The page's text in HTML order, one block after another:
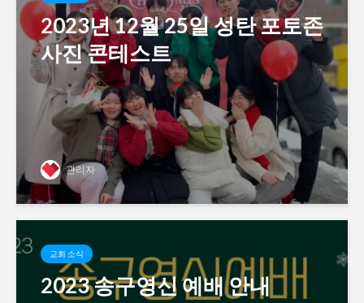
2023년 12월 25일 성탄 포토존
사진 콘테스트
관리자
교회 소식
2023 송구영신 예배 안내